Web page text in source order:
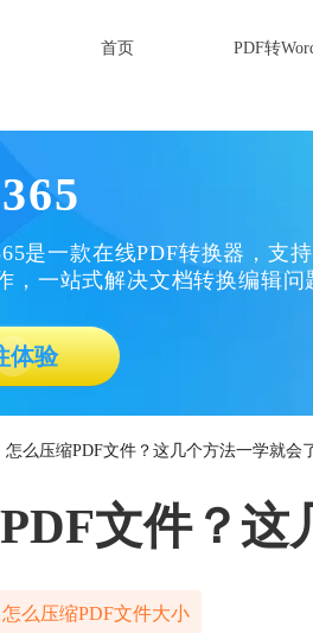
首页 PDF转
是一款在线PDF转换器，支
，一站式解决文档转换编辑问
体验
怎么压缩PDF文件？这几个方法一学就会
文件？这
怎么压缩PDF文件大小